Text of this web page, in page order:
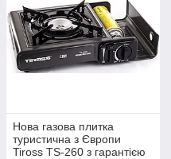
Нова газова плитка
туристична з Європи
Tiross TS-260 з гарантією